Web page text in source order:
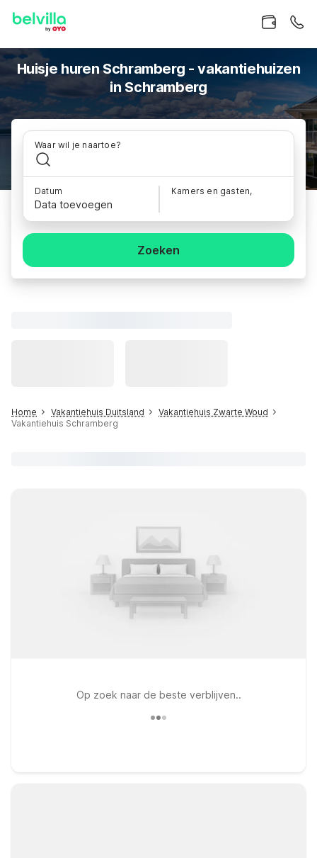
Huisje huren Schramberg - vakantiehuizen
in Schramberg
Waar wil je naartoe?
Datum
Data toevoegen
Kamers en gasten,
Zoeken
Home Vakantiehuis Duitsland
Vakantiehuis Zwarte Woud
Vakantiehuis Schramberg
Op zoek naar de beste verblijven..